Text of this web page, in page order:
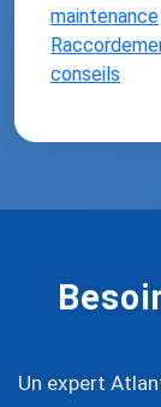
maintenance
conseils
Un expert